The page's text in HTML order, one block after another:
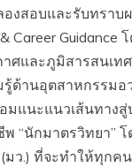
องสอบและรับทรา
& Career
ศและภูมิสารสนเท
รู้ด้านอุตสาหกรรมอ
มแนะแนวเส้นทางสู่
พ “นักมาตรวิทยา”
มว.) ที่จะทำให้ทุก